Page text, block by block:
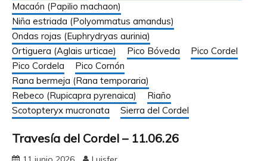
Macaón (Papilio machaon)
Niña estriada (Polyommatus amandus)
Ondas rojas (Euphrydryas aurinia)
Ortiguera (Aglais urticae)
Pico Bóveda
Pico Cordel
Pico Cordela
Pico Cornón
Rana bermeja (Rana temporaria)
Rebeco (Rupicapra pyrenaica)
Riaño
Scotopteryx mucronata
Sierra del Cordel
Travesía del Cordel – 11.06.26